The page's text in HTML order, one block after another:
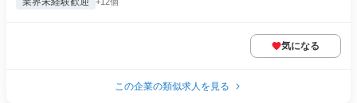
気になる
この企業の類似求人を見る